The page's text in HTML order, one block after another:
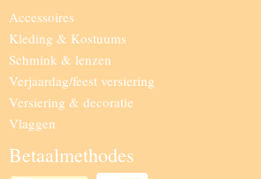
Accessoires
Kleding & Kostuums
Schmink & lenzen
Verjaardag/feest versiering
Versiering & decoratie
Vlaggen
Betaalmethodes